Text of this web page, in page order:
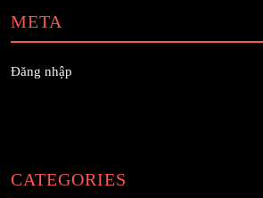
META
Đăng nhập
CATEGORIES